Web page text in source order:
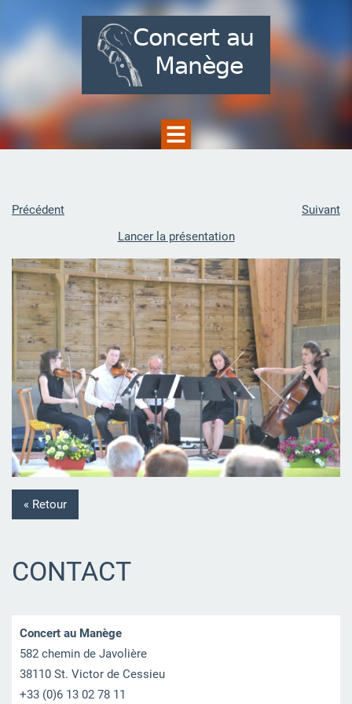
Précédent
Suivant
Lancer la présentation
« Retour
CONTACT
Concert au Manège
582 chemin de Javolière
38110 St. Victor de Cessieu
+33 (0)6 13 02 78 11